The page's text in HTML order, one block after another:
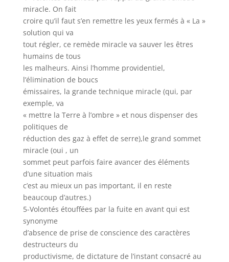
miracle. On fait
croire qu’il faut s’en remettre les yeux fermés à « La »
solution qui va
tout régler, ce remède miracle va sauver les êtres
humains de tous
les malheurs. Ainsi l’homme providentiel,
l’élimination de boucs
émissaires, la grande technique miracle (qui, par
exemple, va
« mettre la Terre à l’ombre » et nous dispenser des
politiques de
réduction des gaz à effet de serre),le grand sommet
miracle (oui , un
sommet peut parfois faire avancer des éléments
d’une situation mais
c’est au mieux un pas important, il en reste
beaucoup d’autres.)
5-Volontés étouffées par la fuite en avant qui est
synonyme
d’absence de prise de conscience des caractères
destructeurs du
productivisme, de dictature de l’instant consacré au